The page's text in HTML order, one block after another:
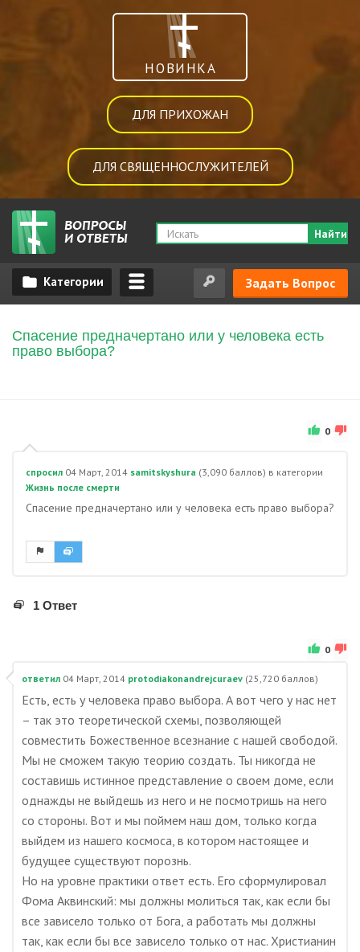
НОВИНКА
ДЛЯ ПРИХОЖАН
ДЛЯ СВЯЩЕННОСЛУЖИТЕЛЕЙ
Найти
Задать Вопрос
Спасение предначертано или у человека есть
право выбора?
0
спросил 04 Март, 2014 samitskyshura (3,090 баллов) в категории
Жизнь после смерти
Спасение предначертано или у человека есть право выбора?
1 Ответ
0
ответил 04 Март, 2014 protodiakonandrejcuraev (25,720 баллов)
Есть, есть у человека право выбора. А вот чего у нас нет
– так это теоретической схемы, позволяющей
совместить Божественное всезнание с нашей свободой.
Мы не сможем такую теорию создать. Ты никогда не
составишь истинное представление о своем доме, если
однажды не выйдешь из него и не посмотришь на него
со стороны. Вот и мы поймем наш дом, только когда
выйдем из нашего космоса, в котором настоящее и
будущее существуют порознь.
Но на уровне практики ответ есть. Его сформулировал
Фома Аквинский: мы должны молиться так, как если бы
все зависело только от Бога, а работать мы должны
так, как если бы все зависело только от нас. Христианин